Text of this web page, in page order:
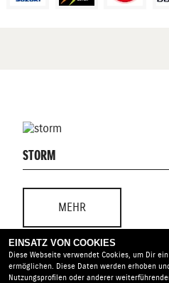
STORM
MEHR
EINSATZ VON COOKIES
Diese Webseite verwendet Cookies, um Dir
ermöglichen. Diese Daten werden erhoben
Nutzungsprofilen oder anderer